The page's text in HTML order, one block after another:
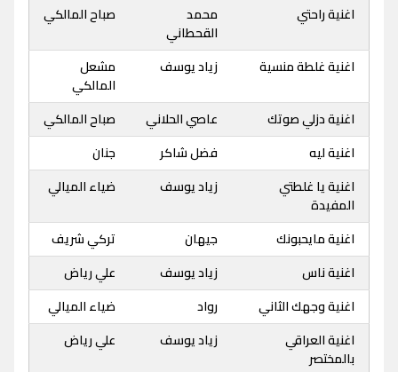
اغنية راحتي
محمد
القحطاني
صباح المالكي
اغنية غلطة منسية زياد يوسف
مشعل
المالكي
اغنية دزلي صوتك
عاصي الحلاني
صباح المالكي
اغنية ليه
فضل شاكر
جنان
اغنية يا غلطتي
المفيدة
زياد يوسف ضياء الميالي
اغنية مايحبونك جيهان
تركي شريف
اغنية ناس
زياد يوسف
علي رياض
اغنية وجهك الثاني
رواد
ضياء الميالي
اغنية العراقي
بالمختصر
زياد يوسف علي رياض